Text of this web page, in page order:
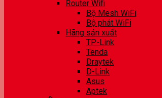
Router Wifi
Bộ Mesh WiFi
Bộ phát WiFi
Hãng sản xuất
TP-Link
Tenda
Draytek
D-Link
Asus
Aptek